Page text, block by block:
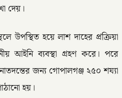
দেয়।
উপস্থিত হয়ে লাশ দাহের প্রক্রিয়া
আইনি ব্যবস্থা গ্রহণ করে। পরে
জন্য গোপালগঞ্জ ২৫০ শয্যা
হয়।